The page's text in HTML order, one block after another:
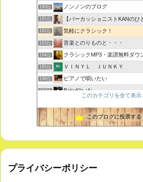
180位 ノンノンのブログ
181位 【パーカッショニストKANのひ
182位 気軽にクラシック！
183位 音楽とのりものと・・・
184位 クラシックMP3・楽譜無料ダウ
185位 ＶＩＮＹＬ ＪＵＮＫＹ
186位 ピアノで唄いたい
187位 BakuKla +*+
189位 ときどき書きます♪
このカテゴリを全て表示
このブログに投票する
プライバシーポリシー